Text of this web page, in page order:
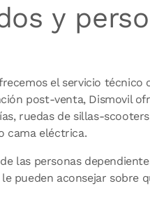
y
el servicio técnico
post-venta, Dismovil
ruedas de sillas-
cama eléctrica.
las personas
pueden aconsejar sobre